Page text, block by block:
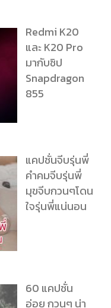
Redmi K20
และ K20 Pro
มากับชิป
Snapdragon
855
แคปชั่นจีบรุ่นพี่
คำคมจีบรุ่นพี่
มุขจีบกวนๆโดน
ใจรุ่นพี่แน่นอน
60 แคปชั่น
อ่อย กวนๆ น่า